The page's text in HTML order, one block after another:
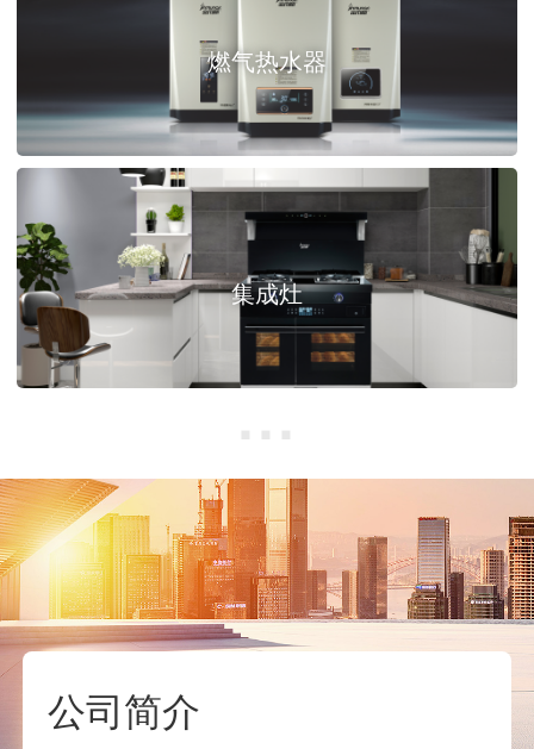
燃气热水器
集成灶
公司简介